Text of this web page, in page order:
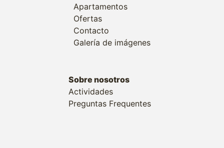
Apartamentos
Ofertas
Contacto
Galería de imágenes
Sobre nosotros
Actividades
Preguntas Frequentes